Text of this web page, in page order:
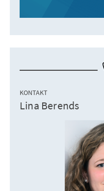
KONTAKT
Lina Berends